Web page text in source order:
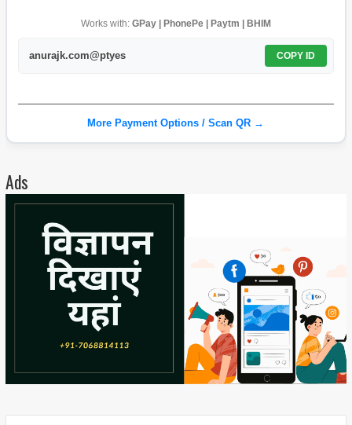
Works with: GPay | PhonePe | Paytm | BHIM
anurajk.com@ptyes COPY ID
More Payment Options / Scan QR →
Ads